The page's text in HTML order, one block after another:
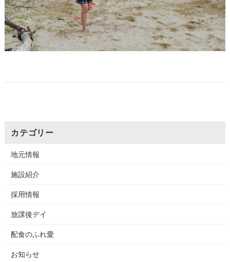
カテゴリー
地元情報
施設紹介
採用情報
放課後デイ
配食のふれ愛
お知らせ